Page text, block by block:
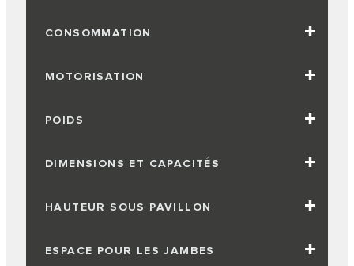
CONSOMMATION
MOTORISATION
POIDS
DIMENSIONS ET CAPACITÉS
HAUTEUR SOUS PAVILLON
ESPACE POUR LES JAMBES